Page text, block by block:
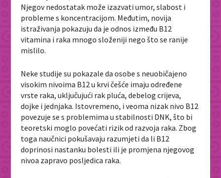
Njegov nedostatak može izazvati umor, slabost i
probleme s koncentracijom. Međutim, novija
istraživanja pokazuju da je odnos između B12
vitamina i raka mnogo složeniji nego što se ranije
mislilo.
Neke studije su pokazale da osobe s neuobičajeno
visokim nivoima B12 u krvi češće imaju određene
vrste raka, uključujući rak pluća, debelog crijeva,
dojke i jednjaka. Istovremeno, i veoma nizak nivo B12
povezuje se s problemima u stabilnosti DNK, što bi
teoretski moglo povećati rizik od razvoja raka. Zbog
toga naučnici pokušavaju razumjeti da li B12
doprinosi nastanku bolesti ili je promjena njegovog
nivoa zapravo posljedica raka.